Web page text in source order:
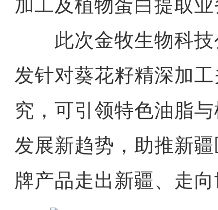
加工及植物蛋白提取
此次金牧生物科技
发针对葵花籽精深加
究，可引领特色油脂
发展新趋势，助推新
牌产品走出新疆、走